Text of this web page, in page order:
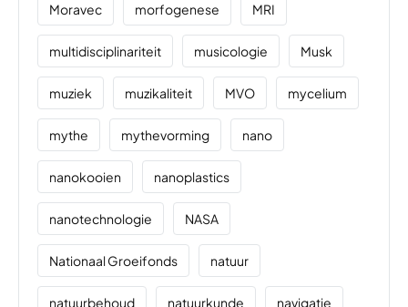
Moravec morfogenese MRI
multidisciplinariteit musicologie Musk
muziek muzikaliteit MVO mycelium
mythe mythevorming nano
nanokooien nanoplastics
nanotechnologie NASA
Nationaal Groeifonds natuur
natuurbehoud natuurkunde navigatie